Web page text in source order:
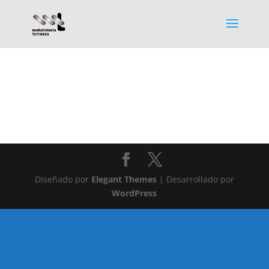
Diseñado por Elegant Themes| Desarrollado por
WordPress